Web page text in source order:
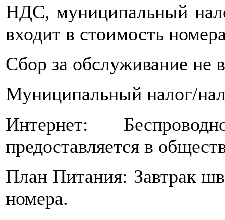
НДС, муниципальный
входит в стоимость
Сбор за обслуживание не
Муниципальный налог/
Интернет:
предоставляется в
План Питания: Завтрак
номера.